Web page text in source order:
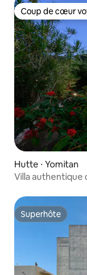
Coup de cœur
Coup de cœur
Hutte ⋅ Yomitan
Villa authentique
Superhôte
Superhôte